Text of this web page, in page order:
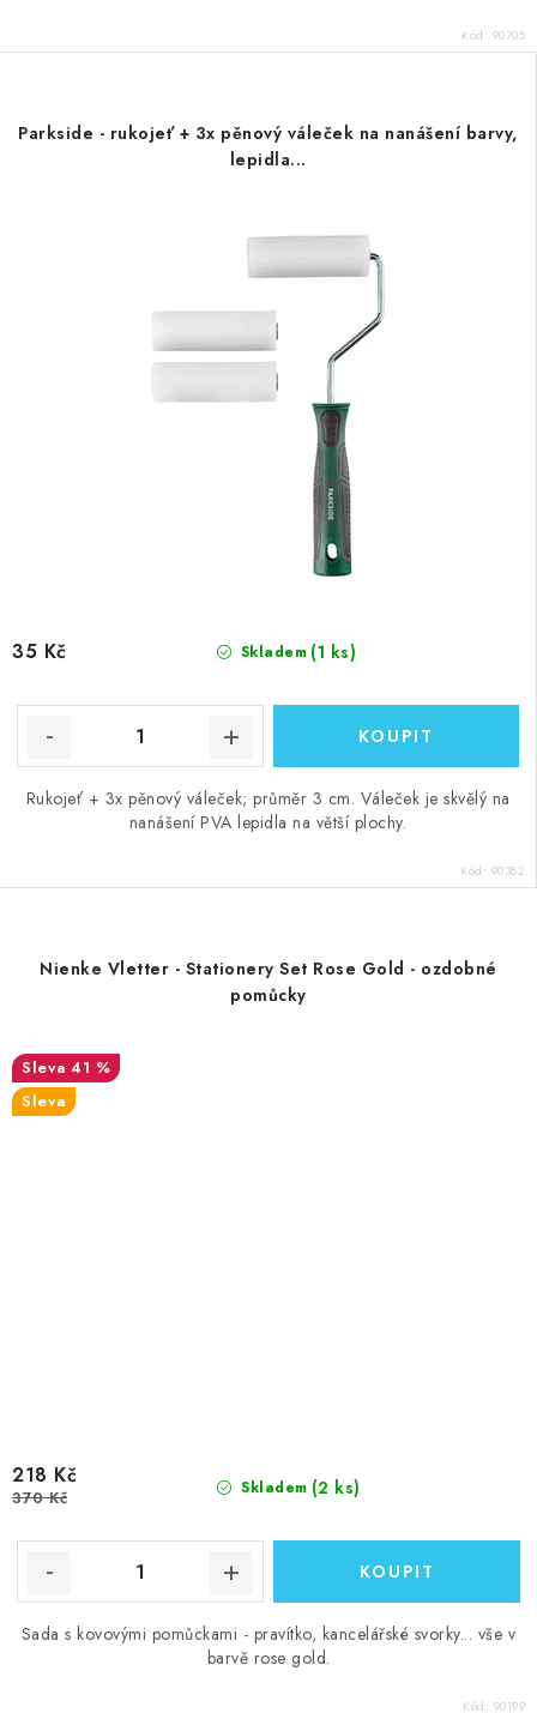
Kód: 90705
Parkside - rukojeť + 3x pěnový váleček na nanášení barvy,
lepidla...
Skladem (1 ks)
35 Kč
Rukojeť + 3x pěnový váleček; průměr 3 cm. Váleček je skvělý na
nanášení PVA lepidla na větší plochy.
Kód: 90382
Nienke Vletter - Stationery Set Rose Gold - ozdobné
pomůcky
41 %
Sleva
Skladem (2 ks)
218 Kč
370 Kč
Sada s kovovými pomůckami - pravítko, kancelářské svorky... vše v
barvě rose gold.
Kód: 90199